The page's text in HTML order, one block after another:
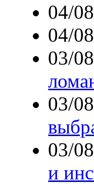
04/
04/
03/
03/
03/
и